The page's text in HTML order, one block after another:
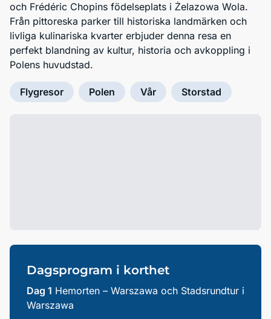
och Frédéric Chopins födelseplats i Żelazowa Wola.
Från pittoreska parker till historiska landmärken och
livliga kulinariska kvarter erbjuder denna resa en
perfekt blandning av kultur, historia och avkoppling i
Polens huvudstad.
Flygresor Polen Vår Storstad
Dagsprogram i korthet
Dag 1 Hemorten – Warszawa och Stadsrundtur i
Warszawa